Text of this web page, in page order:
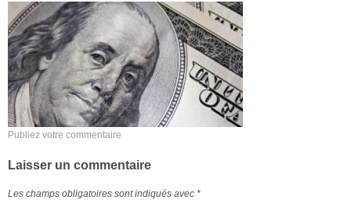
Publiez votre commentaire
Laisser un commentaire
Les champs obligatoires sont indiqués avec *